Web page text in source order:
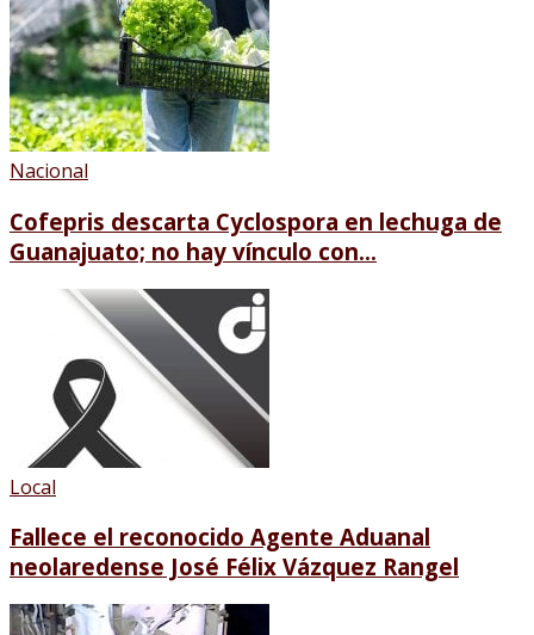
Nacional
Cofepris descarta Cyclospora en lechuga de
Guanajuato; no hay vínculo con...
Local
Fallece el reconocido Agente Aduanal
neolaredense José Félix Vázquez Rangel